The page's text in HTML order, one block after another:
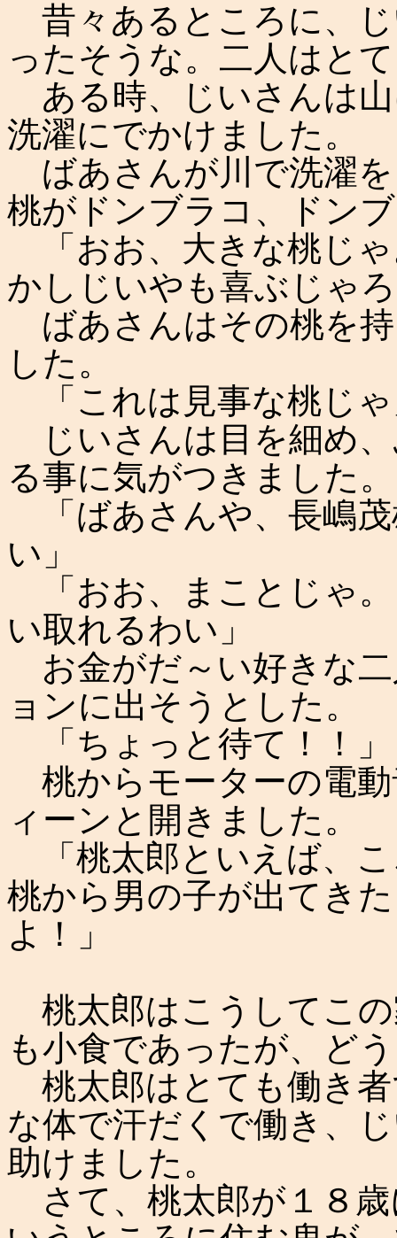
昔々あるところに、
ったそうな。二人はと
ある時、じいさんは
洗濯にでかけました。
ばあさんが川で洗濯
桃がドンブラコ、ドン
「おお、大きな桃じ
かしじいやも喜ぶじゃ
ばあさんはその桃を
した。
「これは見事な桃じ
じいさんは目を細め
る事に気がつきました。
「ばあさんや、長嶋
い」
「おお、まことじゃ
い取れるわい」
お金がだ～い好きな二
ョンに出そうとした。
「ちょっと待て！！」
桃からモーターの電
ィーンと開きました。
「桃太郎といえば、
桃から男の子が出てき
よ！」
桃太郎はこうしてこ
も小食であったが、ど
桃太郎はとても働き
な体で汗だくで働き、
助けました。
さて、桃太郎が１８